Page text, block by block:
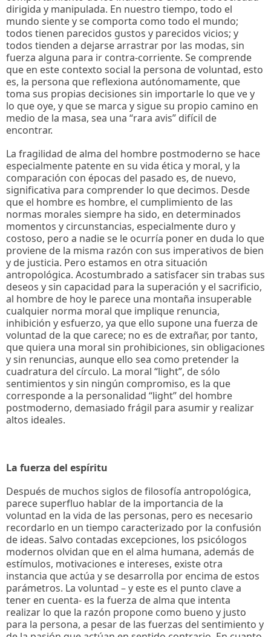
dirigida y manipulada. En nuestro tiempo, todo el
mundo siente y se comporta como todo el mundo;
todos tienen parecidos gustos y parecidos vicios; y
todos tienden a dejarse arrastrar por las modas, sin
fuerza alguna para ir contra-corriente. Se comprende
que en este contexto social la persona de voluntad, esto
es, la persona que reflexiona autónomamente, que
toma sus propias decisiones sin importarle lo que ve y
lo que oye, y que se marca y sigue su propio camino en
medio de la masa, sea una “rara avis” difícil de
encontrar.
La fragilidad de alma del hombre postmoderno se hace
especialmente patente en su vida ética y moral, y la
comparación con épocas del pasado es, de nuevo,
significativa para comprender lo que decimos. Desde
que el hombre es hombre, el cumplimiento de las
normas morales siempre ha sido, en determinados
momentos y circunstancias, especialmente duro y
costoso, pero a nadie se le ocurría poner en duda lo que
proviene de la misma razón con sus imperativos de bien
y de justicia. Pero estamos en otra situación
antropológica. Acostumbrado a satisfacer sin trabas sus
deseos y sin capacidad para la superación y el sacrificio,
al hombre de hoy le parece una montaña insuperable
cualquier norma moral que implique renuncia,
inhibición y esfuerzo, ya que ello supone una fuerza de
voluntad de la que carece; no es de extrañar, por tanto,
que quiera una moral sin prohibiciones, sin obligaciones
y sin renuncias, aunque ello sea como pretender la
cuadratura del círculo. La moral “light”, de sólo
sentimientos y sin ningún compromiso, es la que
corresponde a la personalidad “light” del hombre
postmoderno, demasiado frágil para asumir y realizar
altos ideales.
La fuerza del espíritu
Después de muchos siglos de filosofía antropológica,
parece superfluo hablar de la importancia de la
voluntad en la vida de las personas, pero es necesario
recordarlo en un tiempo caracterizado por la confusión
de ideas. Salvo contadas excepciones, los psicólogos
modernos olvidan que en el alma humana, además de
estímulos, motivaciones e intereses, existe otra
instancia que actúa y se desarrolla por encima de estos
parámetros. La voluntad – y este es el punto clave a
tener en cuenta- es la fuerza de alma que intenta
realizar lo que la razón propone como bueno y justo
para la persona, a pesar de las fuerzas del sentimiento y